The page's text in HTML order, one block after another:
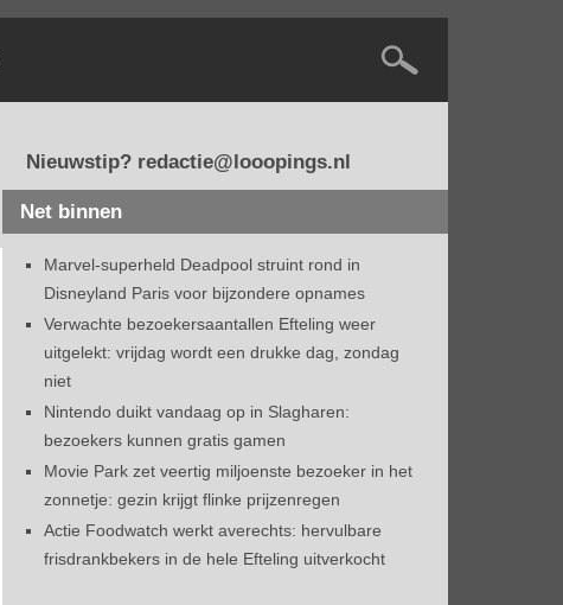
Nieuwstip? redactie@looopings.nl
Net binnen
Marvel-superheld Deadpool struint rond in
Disneyland Paris voor bijzondere opnames
Verwachte bezoekersaantallen Efteling weer
uitgelekt: vrijdag wordt een drukke dag, zondag
niet
Nintendo duikt vandaag op in Slagharen:
bezoekers kunnen gratis gamen
Movie Park zet veertig miljoenste bezoeker in het
zonnetje: gezin krijgt flinke prijzenregen
Actie Foodwatch werkt averechts: hervulbare
frisdrankbekers in de hele Efteling uitverkocht